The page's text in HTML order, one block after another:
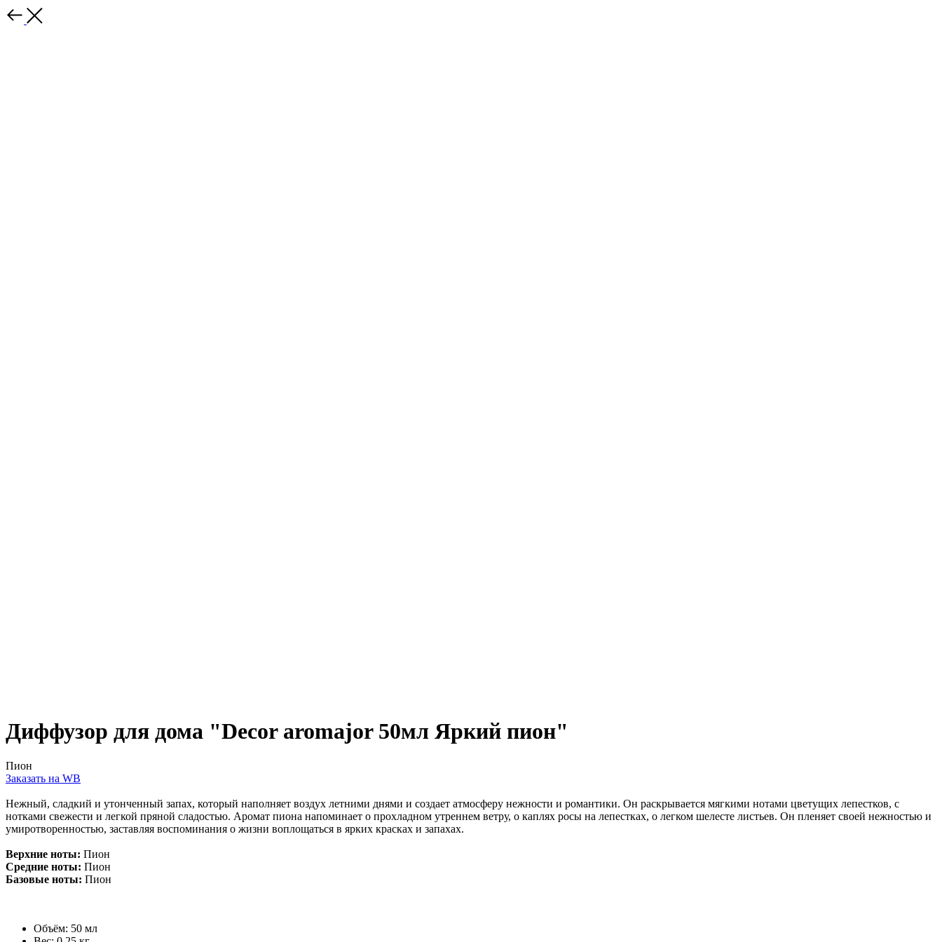
Диффузор для дома "Decor aromajor 50мл Яркий пион"
Пион
Заказать на WB
Нежный, сладкий и утонченный запах, который наполняет воздух летними днями и создает атмосферу нежности и романтики. Он раскрывается мягкими нотами цветущих лепестков, с
нотками свежести и легкой пряной сладостью. Аромат пиона напоминает о прохладном утреннем ветру, о каплях росы на лепестках, о легком шелесте листьев. Он пленяет своей нежностью и
умиротворенностью, заставляя воспоминания о жизни воплощаться в ярких красках и запахах.
Верхние ноты: Пион
Средние ноты: Пион
Базовые ноты: Пион
Объём: 50 мл